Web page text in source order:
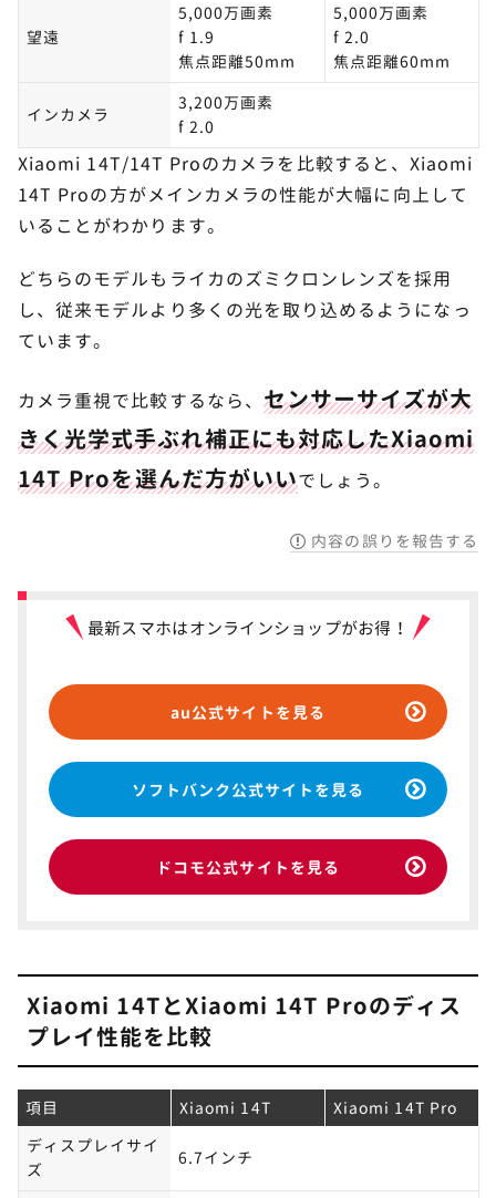
望遠
5,000万画素
f 1.9
焦点距離50mm
5,000万画素
f 2.0
焦点距離60mm
インカメラ
3,200万画素
f 2.0
Xiaomi 14T/14T Proのカメラを比較すると、Xiaomi
14T Proの方がメインカメラの性能が大幅に向上して
いることがわかります。
どちらのモデルもライカのズミクロンレンズを採用
し、従来モデルより多くの光を取り込めるようになっ
ています。
カメラ重視で比較するなら、 センサーサイズが大
きく光学式手ぶれ補正にも対応したXiaomi
14T Proを選んだ方がいいでしょう。
内容の誤りを報告する
最新スマホはオンラインショップがお得！
au公式サイトを見る
ソフトバンク公式サイトを見る
ドコモ公式サイトを見る
Xiaomi 14TとXiaomi 14T Proのディス
プレイ性能を比較
項目 Xiaomi 14T
Xiaomi 14T Pro
ディスプレイサイ
ズ
6.7インチ